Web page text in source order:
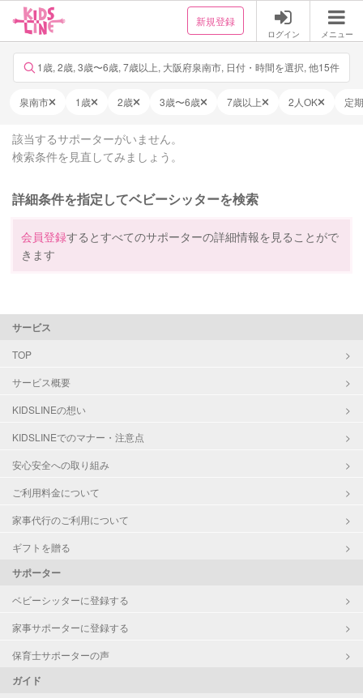
新規登録
ログイン メニュー
1歳, 2歳, 3歳〜6歳, 7歳以上, 大阪府泉南市, 日付・時間を選択, 他15件
泉南市 1歳 2歳 3歳〜6歳 7歳以上 2人OK 定
該当するサポーターがいません。
検索条件を見直してみましょう。
詳細条件を指定してベビーシッターを検索
会員登録するとすべてのサポーターの詳細情報を見ることがで
きます
サービス
TOP
サービス概要
KIDSLINEの想い
KIDSLINEでのマナー・注意点
安心安全への取り組み
ご利用料金について
家事代行のご利用について
ギフトを贈る
サポーター
ベビーシッターに登録する
家事サポーターに登録する
保育士サポーターの声
ガイド